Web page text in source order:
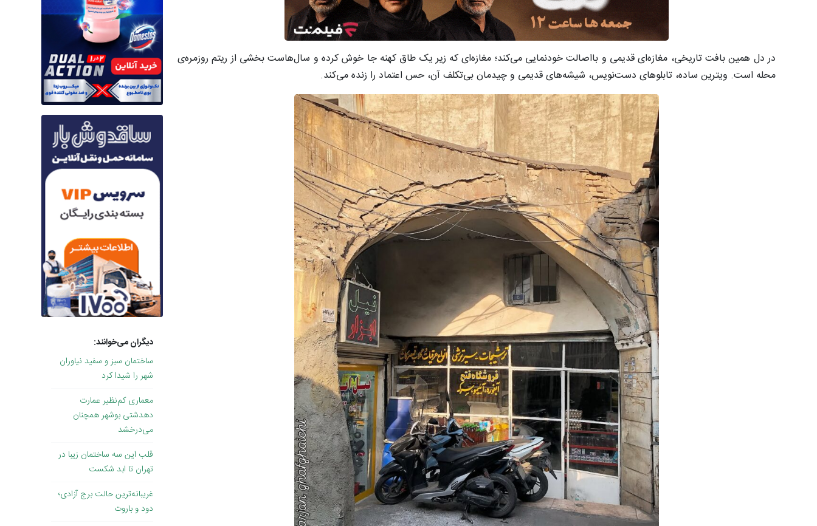
در دل همین بافت تاریخی، مغازه‌ای قدیمی و بااصالت خودنمایی می‌کند؛ مغازه‌ای که زیر یک طاق کهنه جا خوش کرده و سال‌هاست بخشی از ریتم روزمره‌ی
محله است. ویترین ساده، تابلوهای دست‌نویس، شیشه‌های قدیمی و چیدمان بی‌تکلف آن، حس اعتماد را زنده می‌کند.
دیگران می‌خوانند:
ساختمان سبز و سفید نیاوران
شهر را شیدا کرد
معماری کم‌نظیر عمارت
دهدشتی بوشهر همچنان
می‌درخشد
قلب این سه ساختمان زیبا در
تهران تا ابد شکست
غریبانه‌ترین حالت برج آزادی؛
دود و باروت